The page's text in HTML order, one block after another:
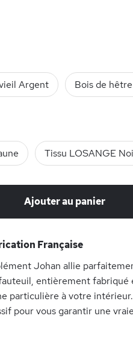
Argent Bois de
Tissu LOSANGE
Ajouter au panier
Française
Johan allie
entièrement fabriqué
particulière à votre
pour vous garantir une